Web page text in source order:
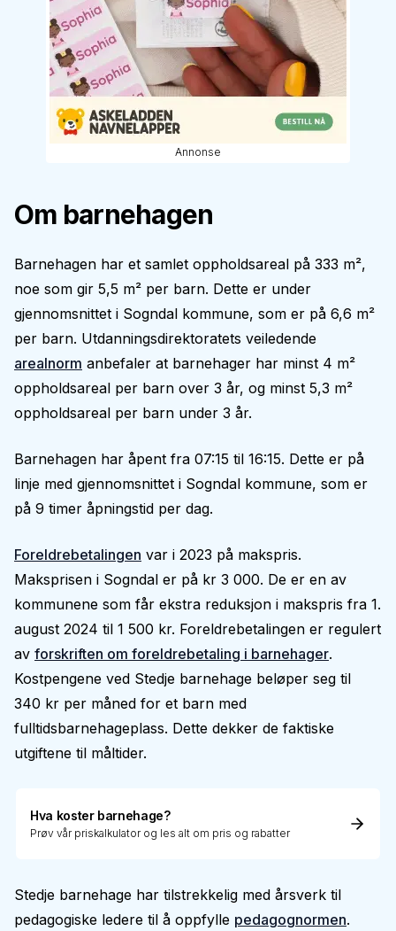
Annonse
Om barnehagen
Barnehagen har et samlet oppholdsareal på 333 m²,
noe som gir 5,5 m² per barn. Dette er under
gjennomsnittet i Sogndal kommune, som er på 6,6 m²
per barn. Utdanningsdirektoratets veiledende
arealnorm anbefaler at barnehager har minst 4 m²
oppholdsareal per barn over 3 år, og minst 5,3 m²
oppholdsareal per barn under 3 år.
Barnehagen har åpent fra 07:15 til 16:15. Dette er på
linje med gjennomsnittet i Sogndal kommune, som er
på 9 timer åpningstid per dag.
Foreldrebetalingen var i 2023 på makspris.
Maksprisen i Sogndal er på kr 3 000. De er en av
kommunene som får ekstra reduksjon i makspris fra 1.
august 2024 til 1 500 kr. Foreldrebetalingen er regulert
av forskriften om foreldrebetaling i barnehager.
Kostpengene ved Stedje barnehage beløper seg til
340 kr per måned for et barn med
fulltidsbarnehageplass. Dette dekker de faktiske
utgiftene til måltider.
Hva koster barnehage?
Prøv vår priskalkulator og les alt om pris og rabatter
Stedje barnehage har tilstrekkelig med årsverk til
pedagogiske ledere til å oppfylle pedagognormen.